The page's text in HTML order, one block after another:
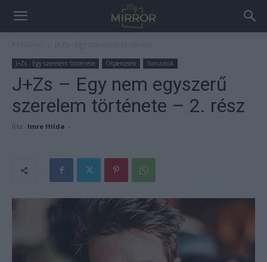
J+Zs - Egy szerelem története Ötpercesek Sorozatok
J+Zs – Egy nem egyszerű
szerelem története – 2. rész
Írta: Imre Hilda -